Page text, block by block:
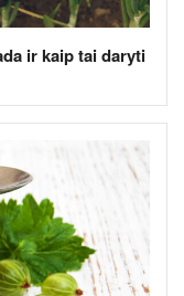
ir kaip tai daryti